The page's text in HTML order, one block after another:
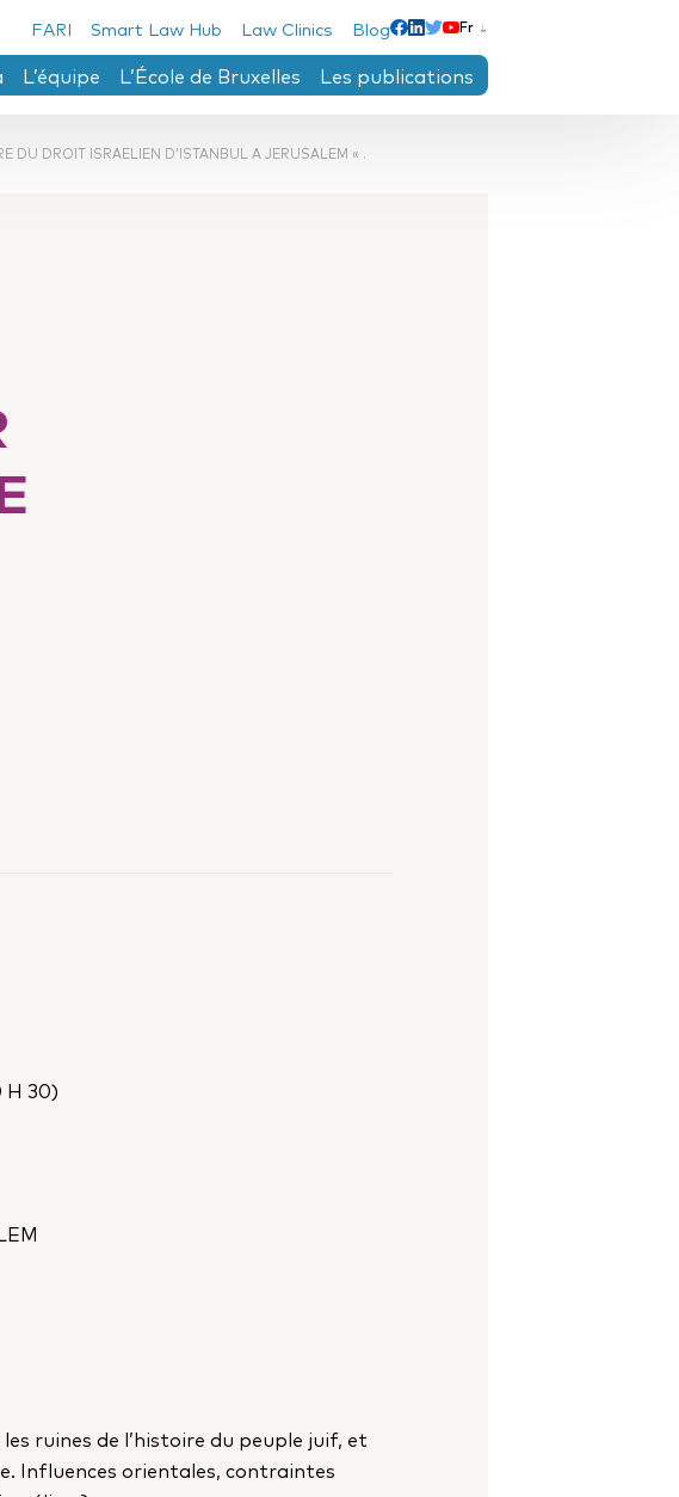
FARI Smart Law Hub Law Clinics BlogFacebook
Linkedin
Twitter
Youtube
Fr
L’équipe L’École de Bruxelles Les publications
DU DROIT ISRAELIEN D’ISTANBUL A JERUSALEM « .
H 30)
ruines de l’histoire du peuple juif, et
Influences orientales, contraintes